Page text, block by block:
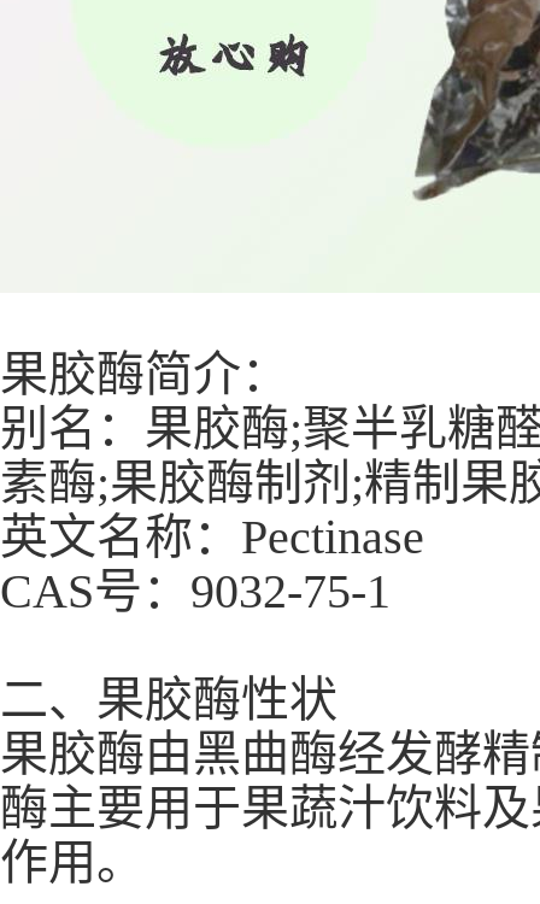
果胶酶简介：
别名：果胶酶;聚半乳糖
素酶;果胶酶制剂;精制果
英文名称：Pectinase
CAS号：9032-75-1
二、果胶酶性状
果胶酶由黑曲酶经发酵
酶主要用于果蔬汁饮料
作用。